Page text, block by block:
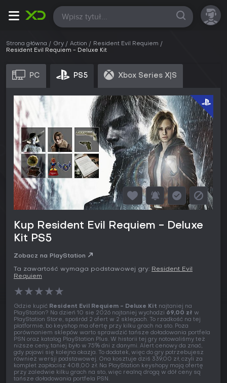
Wszystkie
Strona główna Gry Action
Resident Evil Requiem
Resident Evil Requiem - Deluxe Kit
PC PS5 Xbox Series X|S
Kup Resident Evil Requiem - Deluxe
Kit PS5
Zobacz na PlayStation
Ta zawartość wymaga podstawowej gry: Resident Evil
Requiem
★★★★★
Gdzie kupić Resident Evil Requiem - Deluxe Kit najtaniej na
PlayStation? Na dzień 10 sie 2026 najtaniej wychodzi 69,00 zł w
PlayStation Store, spośród 2 ofert w 2 sklepach. To rzadkość na tej
platformie, bo keyshop ma ofertę przy kilku grach na sto. Poza
porównaniem sklepów warto sprawdzić tańsze doładowania portfela
PSN oraz katalog PlayStation Plus. W historii tej gry notowaliśmy też
niższe ceny, taniej było w 75% dni z danymi. Alert cenowy da znać,
gdy pojawi się kolejna okazja. To dodatek, więc do gry potrzebujesz
również wersji podstawowej. Ona kosztuje dziś 339,00 zł, czyli za
komplet zapłacisz 408,00 zł. Na PlayStation keyshopy mają ofertę
przy zaledwie kilku grach na sto, więc realną drogą w dół ceny są
tańsze doładowania portfela PSN.